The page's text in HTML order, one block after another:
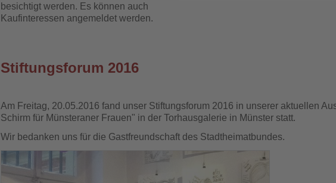
besichtigt werden. Es können auch
Kaufinteressen angemeldet werden.
Stiftungsforum 2016
Am Freitag, 20.05.2016 fand unser Stiftungsforum 2016 in unserer aktuellen
Schirm für Münsteraner Frauen" in der Torhausgalerie in Münster statt.
Wir bedanken uns für die Gastfreundschaft des Stadtheimatbundes.